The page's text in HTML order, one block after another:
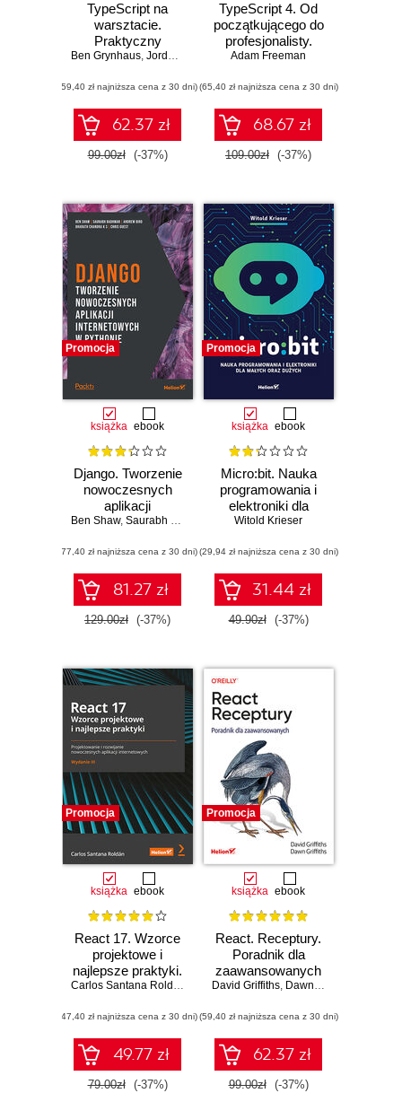
TypeScript na
warsztacie.
Praktyczny
przewodnik pisania
Ben Grynhaus, Jordan Hudgens ,Rayon Hunte,Matt Morgan
(59,40 zł najniższa cena z 30 dni)
62.37 zł
99.00zł (-37%)
TypeScript 4. Od
początkującego do
profesjonalisty.
Wydanie II
Adam Freeman
(65,40 zł najniższa cena z 30 dni)
68.67 zł
109.00zł (-37%)
Promocja
książka ebook
Django. Tworzenie
nowoczesnych
aplikacji
internetowych w
Ben Shaw, Saurabh Badhwar Andrew Bird,Bharath Chandra K S
(77,40 zł najniższa cena z 30 dni)
81.27 zł
129.00zł (-37%)
Promocja
książka ebook
Micro:bit. Nauka
programowania i
elektroniki dla
małych oraz
Witold Krieser
(29,94 zł najniższa cena z 30 dni)
31.44 zł
49.90zł (-37%)
Promocja
książka ebook
React 17. Wzorce
projektowe i
najlepsze praktyki.
Projektowanie i
nowoczesnych
aplikacji
internetowych.
Wydanie III
Carlos Santana Roldán
(47,40 zł najniższa cena z 30 dni)
49.77 zł
79.00zł (-37%)
Promocja
książka ebook
React. Receptury.
Poradnik dla
zaawansowanych
David Griffiths, Dawn Griffiths
(59,40 zł najniższa cena z 30 dni)
62.37 zł
99.00zł (-37%)